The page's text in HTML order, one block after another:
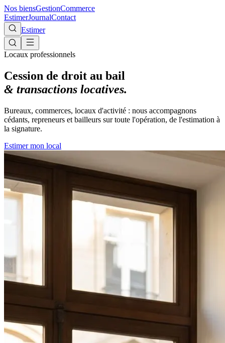
Nos biensGestionCommerce
EstimerJournalContact
Estimer
Locaux professionnels
Cession de droit au bail
& transactions locatives.
Bureaux, commerces, locaux d'activité : nous accompagnons
cédants, repreneurs et bailleurs sur toute l'opération, de l'estimation à
la signature.
Estimer mon local